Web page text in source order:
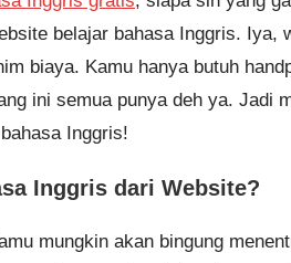
belajar bahasa Inggris. Iya,
biaya. Kamu hanya butuh
ini semua punya deh ya. Jadi
Inggris!
Inggris dari Website?
mungkin akan bingung